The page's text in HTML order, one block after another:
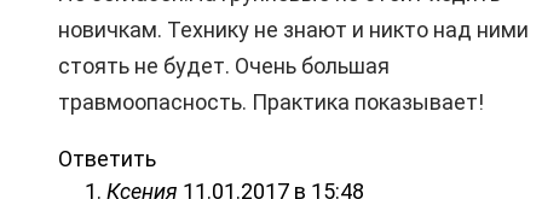
новичкам. Технику не знают и никто над ними
стоять не будет. Очень большая
травмоопасность. Практика показывает!
Ответить
Ксения 11.01.2017 в 15:48